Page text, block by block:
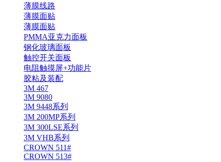
薄膜线路
薄膜面贴
薄膜面贴
PMMA亚克力面板
钢化玻璃面板
触控开关面板
电阻触摸屏+功能片
胶粘及装配
3M 467
3M 9080
3M 9448系列
3M 200MP系列
3M 300LSE系列
3M VHB系列
CROWN 511#
CROWN 513#